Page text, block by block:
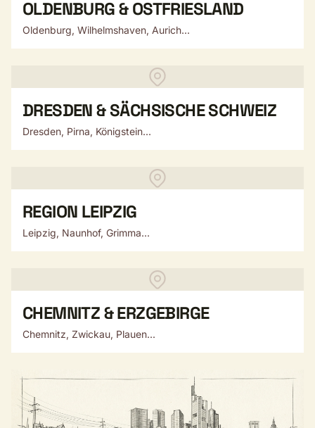
OLDENBURG & OSTFRIESLAND
Oldenburg, Wilhelmshaven, Aurich...
DRESDEN & SÄCHSISCHE SCHWEIZ
Dresden, Pirna, Königstein...
REGION LEIPZIG
Leipzig, Naunhof, Grimma...
CHEMNITZ & ERZGEBIRGE
Chemnitz, Zwickau, Plauen...